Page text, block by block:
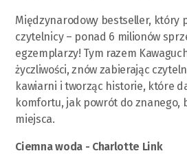
Międzynarodowy bestseller, który
czytelnicy – ponad 6 milionów
egzemplarzy! Tym razem
życzliwości, znów zabierając
kawiarni i tworząc historie, które
komfortu, jak powrót do znanego,
miejsca.
Ciemna woda - Charlotte Link